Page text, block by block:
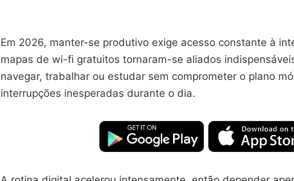
Em 2026, manter-se produtivo exige acesso constante à
mapas de wi-fi gratuitos tornaram-se aliados
navegar, trabalhar ou estudar sem comprometer o plano
interrupções inesperadas durante o dia.